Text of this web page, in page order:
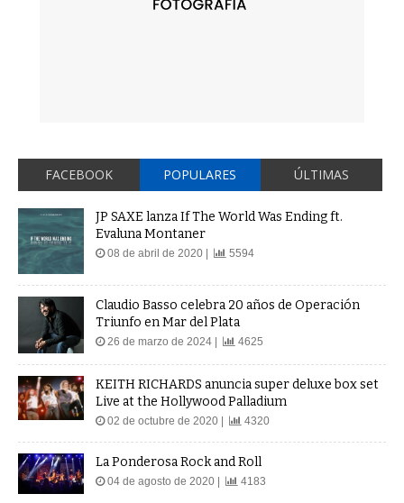
FACEBOOK POPULARES ÚLTIMAS
JP SAXE lanza If The World Was Ending ft.
Evaluna Montaner
08 de abril de 2020 | 5594
Claudio Basso celebra 20 años de Operación
Triunfo en Mar del Plata
26 de marzo de 2024 | 4625
KEITH RICHARDS anuncia super deluxe box set
Live at the Hollywood Palladium
02 de octubre de 2020 | 4320
La Ponderosa Rock and Roll
04 de agosto de 2020 | 4183